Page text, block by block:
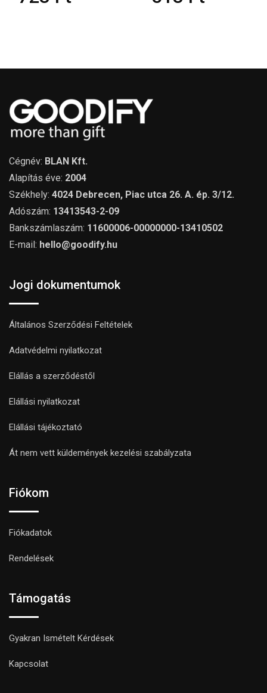
Cégnév: BLAN Kft.
Alapítás éve: 2004
Székhely: 4024 Debrecen, Piac utca 26. A. ép. 3/12.
Adószám: 13413543-2-09
Bankszámlaszám: 11600006-00000000-13410502
E-mail: hello@goodify.hu
Jogi dokumentumok
Általános Szerződési Feltételek
Adatvédelmi nyilatkozat
Elállás a szerződéstől
Elállási nyilatkozat
Elállási tájékoztató
Át nem vett küldemények kezelési szabályzata
Fiókom
Fiókadatok
Rendelések
Támogatás
Gyakran Ismételt Kérdések
Kapcsolat